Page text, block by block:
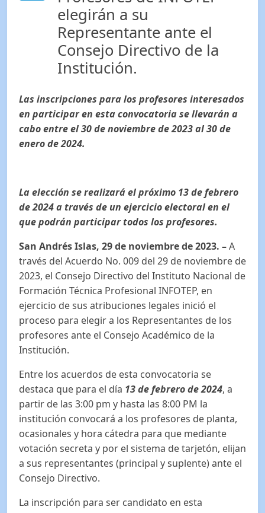
elegirán a su
Representante ante el
Consejo Directivo de la
Institución.
Las inscripciones para los profesores interesados
en participar en esta convocatoria se llevarán a
cabo entre el 30 de noviembre de 2023 al 30 de
enero de 2024.
La elección se realizará el próximo 13 de febrero
de 2024 a través de un ejercicio electoral en el
que podrán participar todos los profesores.
San Andrés Islas, 29 de noviembre de 2023. –A
través del Acuerdo No. 009 del 29 de noviembre de
2023, el Consejo Directivo del Instituto Nacional de
Formación Técnica Profesional INFOTEP, en
ejercicio de sus atribuciones legales inició el
proceso para elegir a los Representantes de los
profesores ante el Consejo Académico de la
Institución.
Entre los acuerdos de esta convocatoria se
destaca que para el día 13 de febrero de 2024, a
partir de las 3:00 pm y hasta las 8:00 PM la
institución convocará a los profesores de planta,
ocasionales y hora cátedra para que mediante
votación secreta y por el sistema de tarjetón, elijan
a sus representantes (principal y suplente) ante el
Consejo Directivo.
La inscripción para ser candidato en esta